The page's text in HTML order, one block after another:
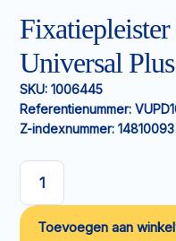
Universal
SKU: 1006445
Referentienummer:
Z-indexnummer: 14810093
Fixatiepleister
katheter
StatLock
Toevoegen aan